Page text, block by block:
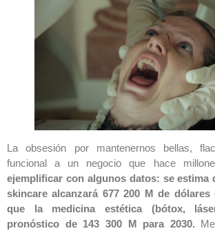
La obsesión por mantenernos bellas,
funcional a un negocio que hace
ejemplificar con algunos datos: se estima
skincare alcanzará 677 200 M de dólares
que la medicina estética (bótox,
pronóstico de 143 300 M para 2030.